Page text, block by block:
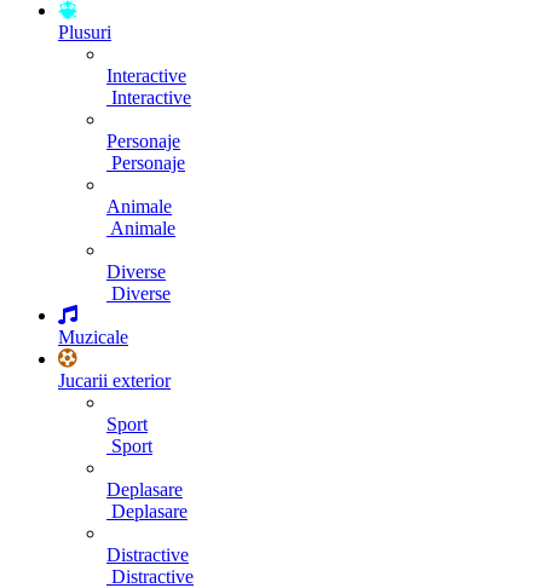
Plusuri
Interactive
Interactive
Personaje
Personaje
Animale
Animale
Diverse
Diverse
Muzicale
Jucarii exterior
Sport
Sport
Deplasare
Deplasare
Distractive
Distractive